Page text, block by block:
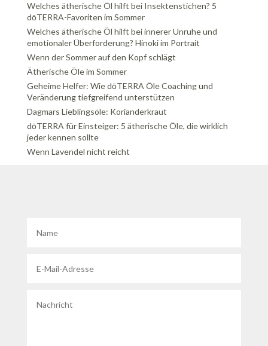
Welches ätherische Öl hilft bei Insektenstichen? 5
dōTERRA-Favoriten im Sommer
Welches ätherische Öl hilft bei innerer Unruhe und
emotionaler Überforderung? Hinoki im Portrait
Wenn der Sommer auf den Kopf schlägt
Ätherische Öle im Sommer
Geheime Helfer: Wie dōTERRA Öle Coaching und
Veränderung tiefgreifend unterstützen
Dagmars Lieblingsöle: Korianderkraut
dōTERRA für Einsteiger: 5 ätherische Öle, die wirklich
jeder kennen sollte
Wenn Lavendel nicht reicht